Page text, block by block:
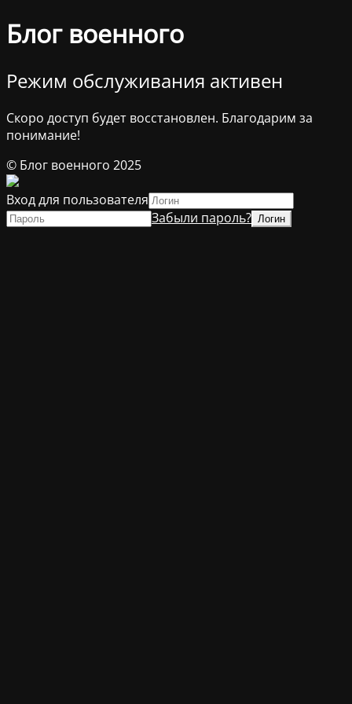
Блог военного
Режим обслуживания активен
Скоро доступ будет восстановлен. Благодарим за
понимание!
© Блог военного 2025
Вход для пользователя
Забыли пароль?